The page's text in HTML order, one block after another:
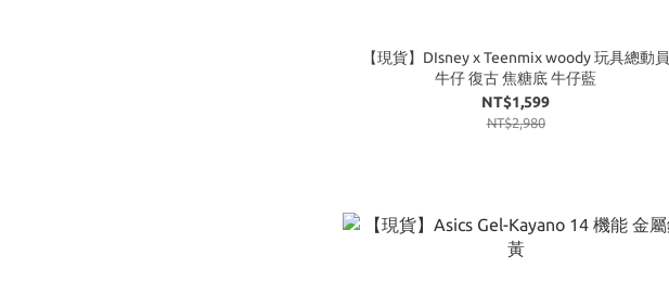
【現貨】DIsney x Teenmix woody 玩具總動員
牛仔 復古 焦糖底 牛仔藍
NT$1,599
NT$2,980